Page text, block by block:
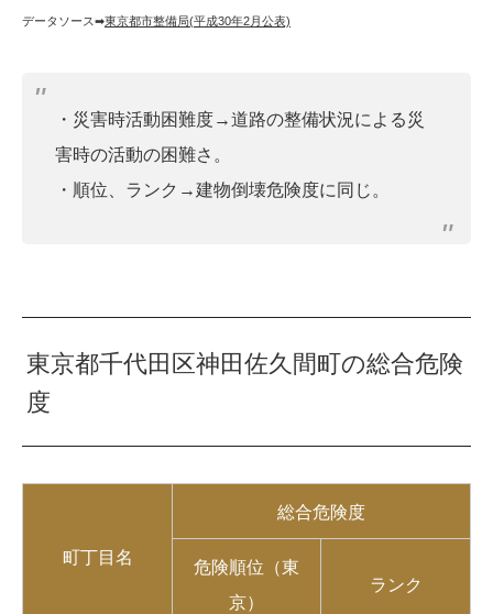
データソース➡︎東京都市整備局(平成30年2月公表)
・災害時活動困難度→道路の整備状況による災
害時の活動の困難さ。
・順位、ランク→建物倒壊危険度に同じ。
東京都千代田区神田佐久間町の総合危険
度
町丁目名
総合危険度
危険順位（東
京）
ランク